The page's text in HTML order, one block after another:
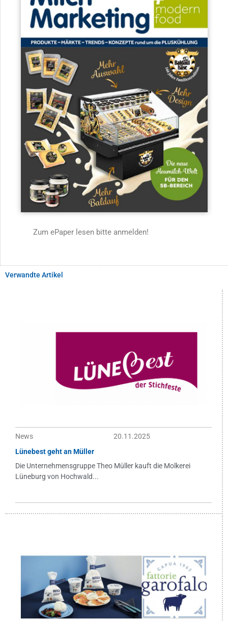
Zum ePaper lesen bitte anmelden!
Verwandte Artikel
News
20.11.2025
Lünebest geht an Müller
Die Unternehmensgruppe Theo Müller kauft die Molkerei
Lüneburg von Hochwald...